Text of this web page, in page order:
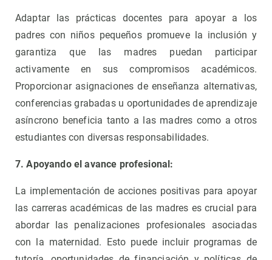
Adaptar las prácticas docentes para apoyar a los
padres con niños pequeños promueve la inclusión y
garantiza que las madres puedan participar
activamente en sus compromisos académicos.
Proporcionar asignaciones de enseñanza alternativas,
conferencias grabadas u oportunidades de aprendizaje
asíncrono beneficia tanto a las madres como a otros
estudiantes con diversas responsabilidades.
7. Apoyando el avance profesional:
La implementación de acciones positivas para apoyar
las carreras académicas de las madres es crucial para
abordar las penalizaciones profesionales asociadas
con la maternidad. Esto puede incluir programas de